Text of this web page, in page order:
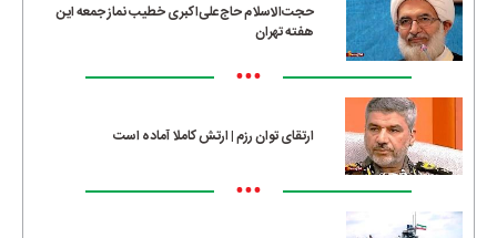
حجت‌الاسلام حاج‌علی‌اکبری خطیب نماز جمعه این
هفته تهران
•••
ارتقای توان رزم | ارتش کاملا آماده است
•••